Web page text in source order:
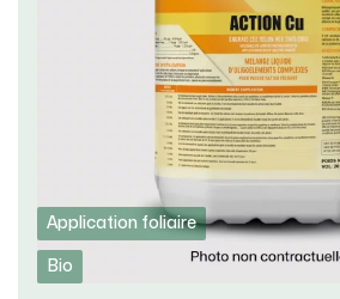
Application foliaire
Bio